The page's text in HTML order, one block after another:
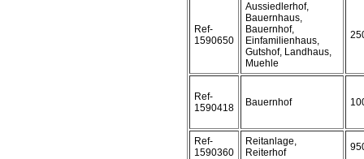
Ref-
1590650
Aussiedlerhof,
Bauernhaus,
Bauernhof,
Einfamilienhaus,
Gutshof, Landhaus,
Muehle
Ref-
1590418
Bauernhof
Ref-
1590360
Reitanlage,
Reiterhof